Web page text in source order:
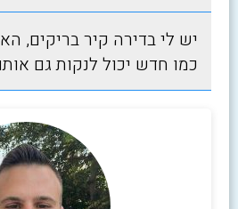
יש לי בדירה קיר בריקים,
כמו חדש יכול לנקות גם